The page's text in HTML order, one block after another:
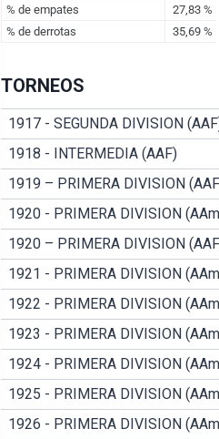
TORNEOS
1917 - SEGUNDA DIVISION
1918 - INTERMEDIA (AAF)
1919 – PRIMERA DIVISION
1920 - PRIMERA DIVISION
1920 – PRIMERA DIVISION
1921 - PRIMERA DIVISION
1922 - PRIMERA DIVISION
1923 - PRIMERA DIVISION
1924 - PRIMERA DIVISION
1925 - PRIMERA DIVISION
1926 - PRIMERA DIVISION